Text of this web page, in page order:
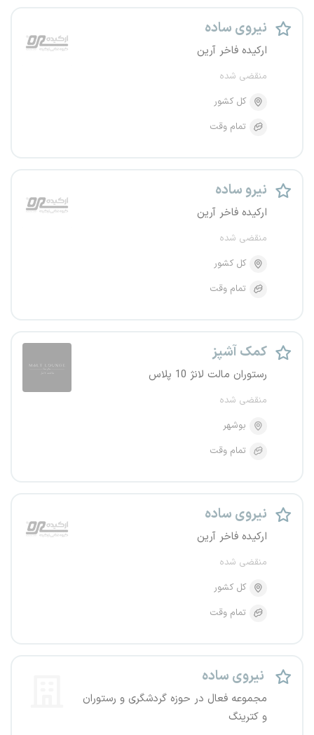
نیروی ساده
ارکیده فاخر آرین
منقضی شده
کل کشور
تمام وقت
نیرو ساده
ارکیده فاخر آرین
منقضی شده
کل کشور
تمام وقت
کمک آشپز
رستوران مالت لانژ 10 پلاس
منقضی شده
بوشهر
تمام وقت
نیروی ساده
ارکیده فاخر آرین
منقضی شده
کل کشور
تمام وقت
نیروی ساده
مجموعه فعال در حوزه گردشگری و رستوران
و کترینگ